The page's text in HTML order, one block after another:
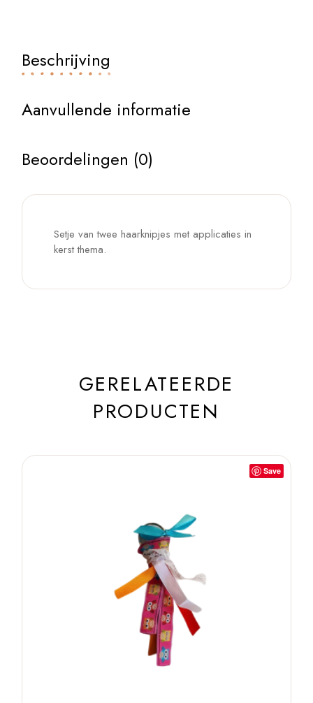
Beschrijving
Aanvullende informatie
Beoordelingen (0)
Setje van twee haarknipjes met applicaties in
kerst thema.
GERELATEERDE
PRODUCTEN
Save